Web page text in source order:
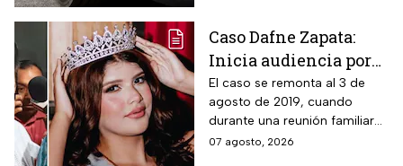
Caso Dafne Zapata:
Inicia audiencia por
abuso sexual
cometido por su padre
El caso se remonta al 3 de
agosto de 2019, cuando
durante una reunión familiar
celebrada en la casa de la
07 agosto, 2026